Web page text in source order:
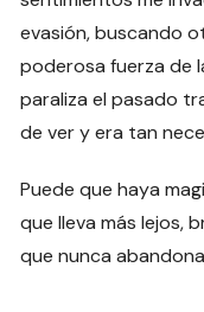
evasión, buscando
poderosa fuerza de
paraliza el pasado
de ver y era tan
Puede que haya
que lleva más lejos,
que nunca